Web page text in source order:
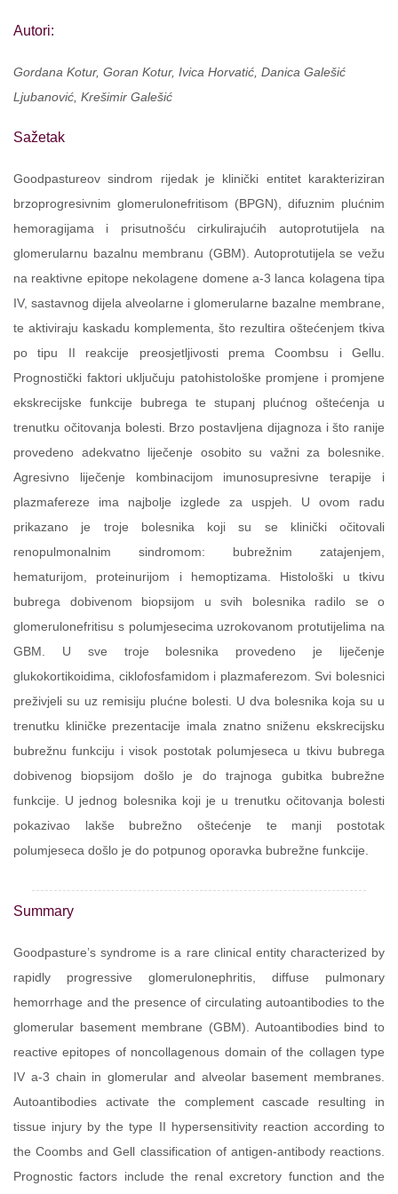
Autori:
Gordana Kotur, Goran Kotur, Ivica Horvatić, Danica Galešić
Ljubanović, Krešimir Galešić
Sažetak
Goodpastureov sindrom rijedak je klinički entitet karakteriziran
brzoprogresivnim glomerulonefritisom (BPGN), difuznim plućnim
hemoragijama i prisutnošću cirkulirajućih autoprotutijela na
glomerularnu bazalnu membranu (GBM). Autoprotutijela se vežu
na reaktivne epitope nekolagene domene a-3 lanca kolagena tipa
IV, sastavnog dijela alveolarne i glomerularne bazalne membrane,
te aktiviraju kaskadu komplementa, što rezultira oštećenjem tkiva
po tipu II reakcije preosjetljivosti prema Coombsu i Gellu.
Prognostički faktori uključuju patohistološke promjene i promjene
ekskrecijske funkcije bubrega te stupanj plućnog oštećenja u
trenutku očitovanja bolesti. Brzo postavljena dijagnoza i što ranije
provedeno adekvatno liječenje osobito su važni za bolesnike.
Agresivno liječenje kombinacijom imunosupresivne terapije i
plazmafereze ima najbolje izglede za uspjeh. U ovom radu
prikazano je troje bolesnika koji su se klinički očitovali
renopulmonalnim sindromom: bubrežnim zatajenjem,
hematurijom, proteinurijom i hemoptizama. Histološki u tkivu
bubrega dobivenom biopsijom u svih bolesnika radilo se o
glomerulonefritisu s polumjesecima uzrokovanom protutijelima na
GBM. U sve troje bolesnika provedeno je liječenje
glukokortikoidima, ciklofosfamidom i plazmaferezom. Svi bolesnici
preživjeli su uz remisiju plućne bolesti. U dva bolesnika koja su u
trenutku kliničke prezentacije imala znatno sniženu ekskrecijsku
bubrežnu funkciju i visok postotak polumjeseca u tkivu bubrega
dobivenog biopsijom došlo je do trajnoga gubitka bubrežne
funkcije. U jednog bolesnika koji je u trenutku očitovanja bolesti
pokazivao lakše bubrežno oštećenje te manji postotak
polumjeseca došlo je do potpunog oporavka bubrežne funkcije.
Summary
Goodpasture’s syndrome is a rare clinical entity characterized by
rapidly progressive glomerulonephritis, diffuse pulmonary
hemorrhage and the presence of circulating autoantibodies to the
glomerular basement membrane (GBM). Autoantibodies bind to
reactive epitopes of noncollagenous domain of the collagen type
IV a-3 chain in glomerular and alveolar basement membranes.
Autoantibodies activate the complement cascade resulting in
tissue injury by the type II hypersensitivity reaction according to
the Coombs and Gell classification of antigen-antibody reactions.
Prognostic factors include the renal excretory function and the